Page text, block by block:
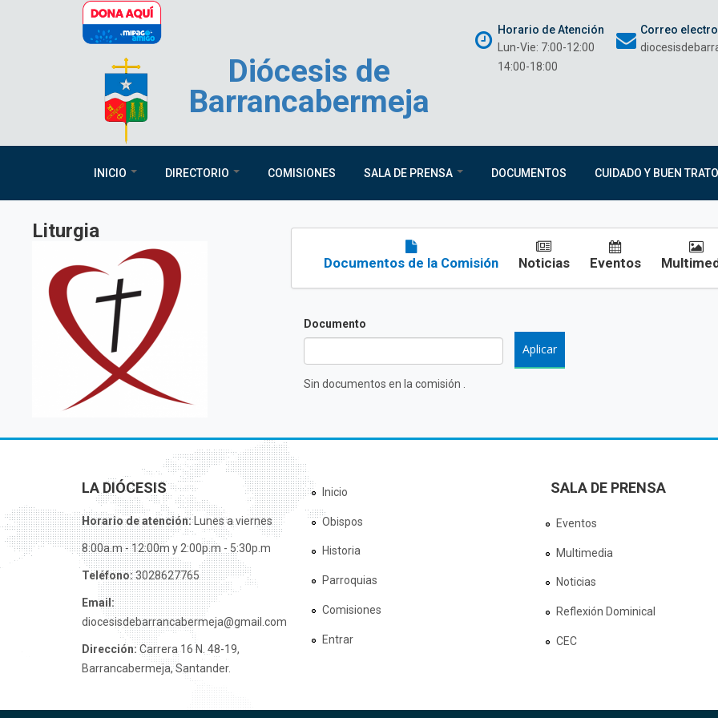
Pasar al contenido principal
Diócesis de
Barrancabermeja
Horario de Atención
Lun-Vie: 7:00-12:00
14:00-18:00
Correo
INICIO DIRECTORIO COMISIONES SALA DE PRENSA DOCUMENTOS CUIDADO Y BUEN TRATO
Liturgia
Documentos de la Comisión Noticias Eventos
Documento
Sin documentos en la comisión .
LA DIÓCESIS
Horario de atención:Lunes a viernes
8:00a.m - 12:00m y 2:00p.m - 5:30p.m
Teléfono:3028627765
Email:
diocesisdebarrancabermeja@gmail.com
Dirección:Carrera 16 N. 48-19,
Barrancabermeja, Santander.
Inicio
Obispos
Historia
Parroquias
Comisiones
Entrar
SALA DE PRENSA
Eventos
Multimedia
Noticias
Reflexión Dominical
CEC